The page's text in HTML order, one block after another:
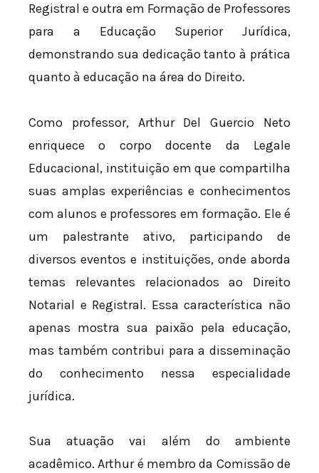
Registral e outra em Formação de Professores
para a Educação Superior Jurídica,
demonstrando sua dedicação tanto à prática
quanto à educação na área do Direito.
Como professor, Arthur Del Guercio Neto
enriquece o corpo docente da Legale
Educacional, instituição em que compartilha
suas amplas experiências e conhecimentos
com alunos e professores em formação. Ele é
um palestrante ativo, participando de
diversos eventos e instituições, onde aborda
temas relevantes relacionados ao Direito
Notarial e Registral. Essa característica não
apenas mostra sua paixão pela educação,
mas também contribui para a disseminação
do conhecimento nessa especialidade
jurídica.
Sua atuação vai além do ambiente
acadêmico. Arthur é membro da Comissão de